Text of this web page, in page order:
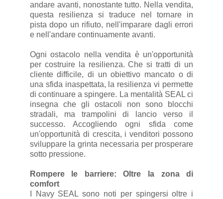
andare avanti, nonostante tutto. Nella vendita,
questa resilienza si traduce nel tornare in
pista dopo un rifiuto, nell'imparare dagli errori
e nell'andare continuamente avanti.
Ogni ostacolo nella vendita è un'opportunità
per costruire la resilienza. Che si tratti di un
cliente difficile, di un obiettivo mancato o di
una sfida inaspettata, la resilienza vi permette
di continuare a spingere. La mentalità SEAL ci
insegna che gli ostacoli non sono blocchi
stradali, ma trampolini di lancio verso il
successo. Accogliendo ogni sfida come
un'opportunità di crescita, i venditori possono
sviluppare la grinta necessaria per prosperare
sotto pressione.
Rompere le barriere: Oltre la zona di
comfort
I Navy SEAL sono noti per spingersi oltre i